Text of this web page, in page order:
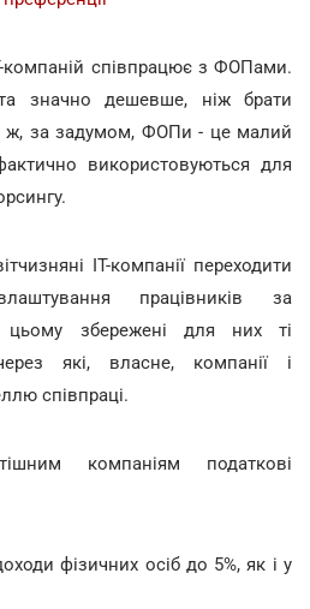
компаній співпрацює з ФОПами.
значно дешевше, ніж брати
ж, за задумом, ФОПи - це малий
використовуються для
IT-компанії переходити
працівників за
збережені для них ті
які, власне, компанії і
співпраці.
компаніям податкові
фізичних осіб до 5%, як і у